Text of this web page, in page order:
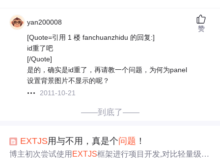
yan200008
[Quote=引用 1 楼 fanchuanzhidu 的回复:]
id重了吧
[/Quote]
是的，确实是id重了，再请教一个问题，为何为panel
设置背景图片不显示的呢？
2011-10-21
赞
——到底了——
EXTJS用与不用，真是个问题 ！
博主初次尝试使用 EXTJS框架进行项目开发,对比轻量级框